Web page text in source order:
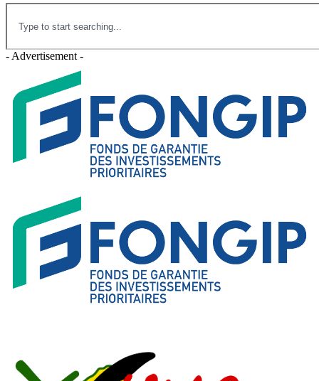
- Advertisement -